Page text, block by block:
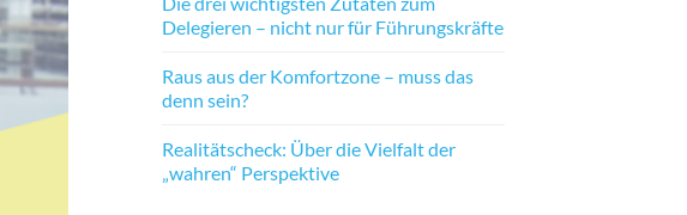
Delegieren – nicht nur für Führungskräfte
Raus aus der Komfortzone – muss das
denn sein?
Realitätscheck: Über die Vielfalt der
„wahren“ Perspektive